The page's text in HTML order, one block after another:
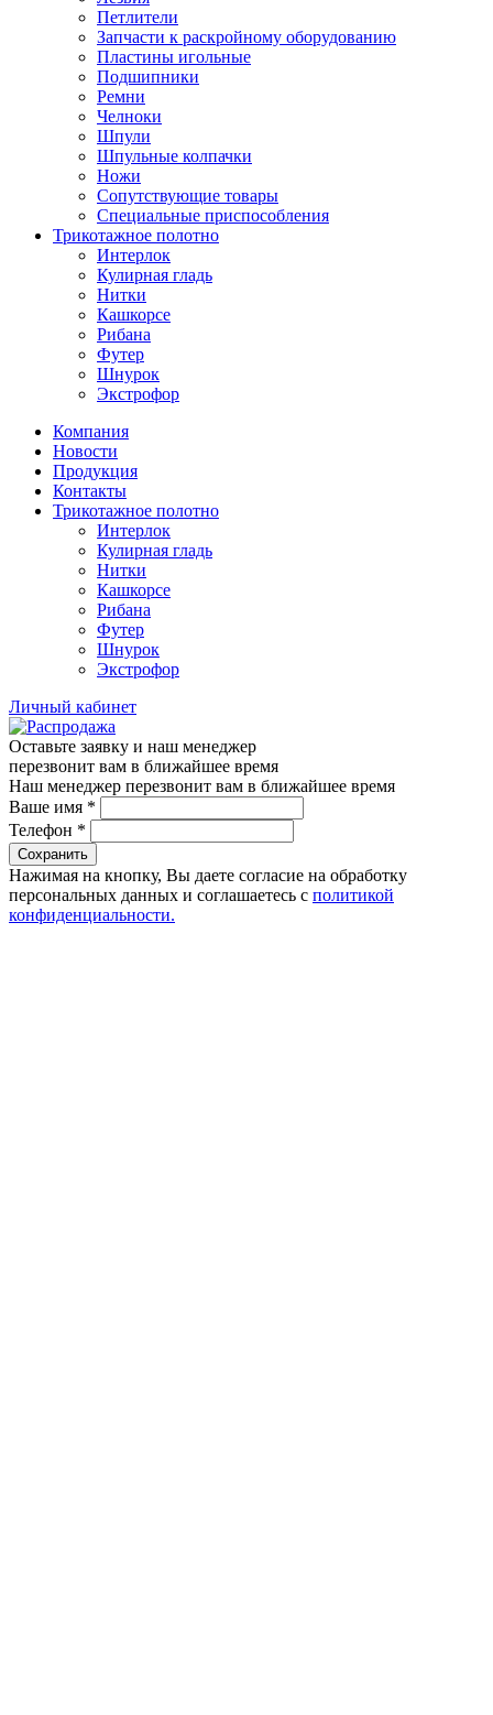
Петлители
Запчасти к раскройному оборудованию
Пластины игольные
Подшипники
Ремни
Челноки
Шпули
Шпульные колпачки
Ножи
Сопутствующие товары
Специальные приспособления
Трикотажное полотно
Интерлок
Кулирная гладь
Нитки
Кашкорсе
Рибана
Футер
Шнурок
Экстрофор
Компания
Новости
Продукция
Контакты
Трикотажное полотно
Интерлок
Кулирная гладь
Нитки
Кашкорсе
Рибана
Футер
Шнурок
Экстрофор
Личный кабинет
Оставьте заявку и наш менеджер
перезвонит вам в ближайшее время
Наш менеджер перезвонит вам в ближайшее время
Ваше имя *
Телефон *
Сохранить
Нажимая на кнопку, Вы даете согласие на обработку
персональных данных и соглашаетесь с политикой
конфиденциальности.